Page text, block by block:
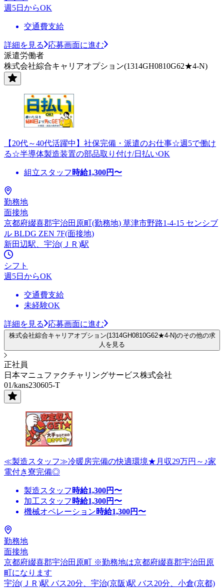
週5日からOK
交通費支給
詳細を見る
応募画面に進む
派遣労働者
株式会社綜合キャリアオプション(1314GH0810G62★4-N)
【20代～40代活躍中】社保完備・派遣のお仕事☆週5で働け
る☆半導体製造装置の部品取り付け/日払いOK
組立スタッフ 時給1,300円〜
勤務地
面接地
京都府綴喜郡宇治田原町(勤務地) 草津市野路1-4-15 センシブ
ル BLDG ZEN 7F(面接地)
新田辺駅、宇治(ＪＲ)駅
シフト
週5日からOK
交通費支給
未経験OK
詳細を見る 応募画面に進む
株式会社綜合キャリアオプション(1314GH0810G62★4-N)のその他の求
人を見る
正社員
日本マニュファクチャリングサービス株式会社
01/kans230605-T
≪製造スタッフ≫冷暖房完備の快適環境★月収29万円～♪家
電付き寮完備◎
製造スタッフ 時給1,300円〜
加工スタッフ 時給1,300円〜
機械オペレーション時給1,300円〜
勤務地
面接地
京都府綴喜郡宇治田原町 ※勤務地は京都府綴喜郡宇治田原
町になります
宇治(ＪＲ)駅 バス20分、宇治(京阪)駅 バス20分、小倉(京都)